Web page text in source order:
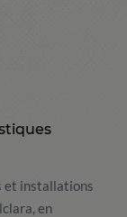
et installations
en